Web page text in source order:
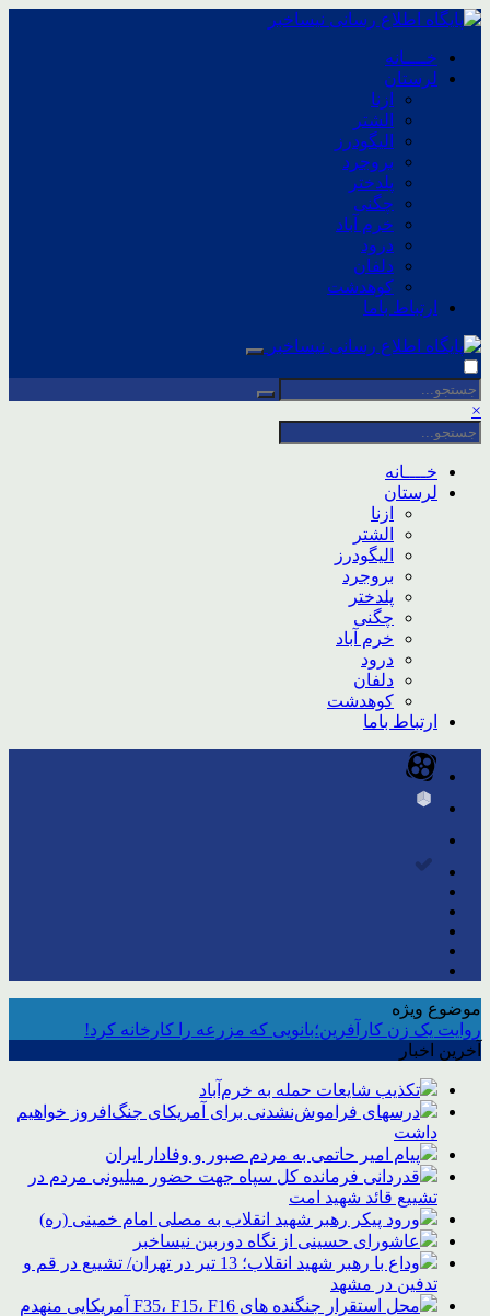
خــــانه
لرستان
ازنا
الشتر
الیگودرز
بروجرد
پلدختر
چگنی
خرم آباد
درود
دلفان
کوهدشت
ارتباط باما
×
خــــانه
لرستان
ازنا
الشتر
الیگودرز
بروجرد
پلدختر
چگنی
خرم آباد
درود
دلفان
کوهدشت
ارتباط باما
موضوع ویژه
روایت یک زن کارآفرین؛بانویی که مزرعه را کارخانه کرد!
آخرین اخبار
تکذیب شایعات حمله به خرم‌آباد
درسهای فراموش‌نشدنی برای آمریکای جنگ‌افروز خواهیم
داشت
پیام امیر حاتمی به مردم صبور و وفادار ایران
قدردانی فرمانده کل سپاه جهت حضور میلیونی مردم در
تشییع قائد شهید امت
ورود پیکر رهبر شهید انقلاب به مصلی امام خمینی (ره)
عاشورای حسینی از نگاه دوربین نیساخبر
وداع با رهبر شهید انقلاب؛ 13 تیر در تهران/ تشییع در قم و
تدفین در مشهد
محل استقرار جنگنده های F35، F15، F16 آمریکایی منهدم